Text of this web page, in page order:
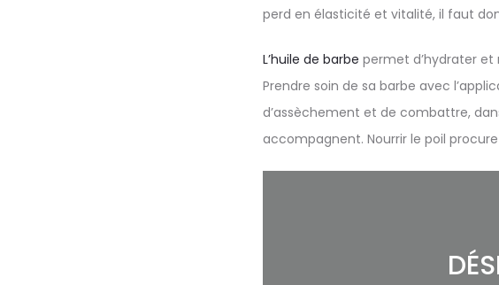
perd en élasticité et vitalité, il faut
L’huile de barbe permet d’hydrater et
Prendre soin de sa barbe avec
d’assèchement et de combattre,
accompagnent. Nourrir le poil